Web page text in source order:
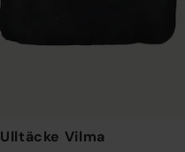
Ulltäcke Vilma